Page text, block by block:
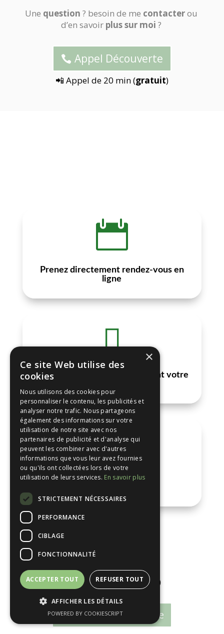
Une question ? besoin de me contacterou
d’en savoir plus sur moi ?
Appel Découverte
📲 Appel de 20 min (gratuit)

Prenez directement rendez-vous en
ligne

Vous recevrez des rappels avant votre

Première séance
💻 Séance envisio(1h30)
RDV Arrêt cigarette
×
Ce site Web utilise des
cookies
Nous utilisons des cookies pour
personnaliser le contenu, les publicités et
analyser notre trafic. Nous partageons
également des informations sur votre
utilisation de notre site avec nos
partenaires de publicité et d'analyse qui
peuvent les combiner avec d'autres
informations que vous leur avez fournies
ou qu'ils ont collectées lors de votre
utilisation de leurs services. En savoir plus
STRICTEMENT NÉCESSAIRES
PERFORMANCE
CIBLAGE
FONCTIONNALITÉ
ACCEPTER TOUT REFUSER TOUT
AFFICHER LES DÉTAILS
POWERED BY COOKIESCRIPT